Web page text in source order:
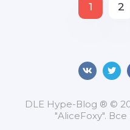
1 2
DLЕ Нуре-Вlоg ® ©
"AliceFoxy".